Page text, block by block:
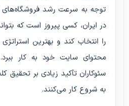
توجه به‌ سرعت رشد فروشگاه‌های
در ایران، کسی پیروز است که
را انتخاب کند و بهترین
محتوای سایت خود به کار
سئوکاران تأکید زیادی بر تحقیق
به شروع کار می‌کنند.